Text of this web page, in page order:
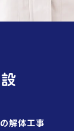
解体工事